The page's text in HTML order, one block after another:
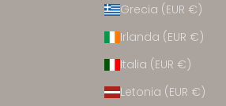
Grecia (EUR €)
Irlanda (EUR €)
Italia (EUR €)
Letonia (EUR €)